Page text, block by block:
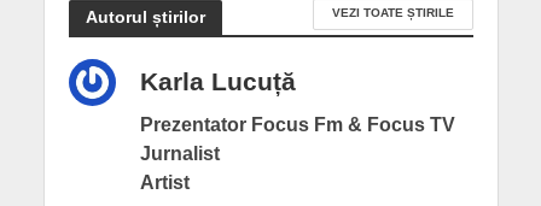
Autorul știrilor VEZI TOATE ȘTIRILE
Karla Lucuță
Prezentator Focus Fm & Focus TV
Jurnalist
Artist